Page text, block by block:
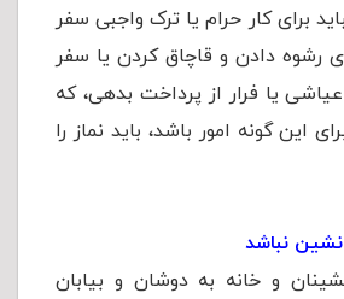
برای کار حرام یا ترک واجبی سفر
رشوه دادن و قاچاق کردن یا سفر
یا فرار از پرداخت بدهی، که
این گونه امور باشد، باید نماز را
نباشد
و خانه به دوشان و بیابان